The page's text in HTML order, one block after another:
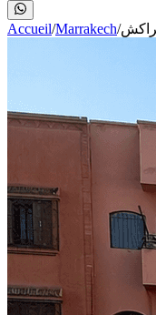
Accueil/Marrakech/